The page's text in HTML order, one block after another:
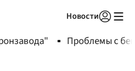
Новости
Проблемы с